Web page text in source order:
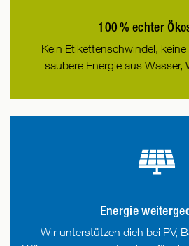
100 % echter
Kein Etikettenschwindel,
saubere Energie aus Wasser,
Energie
Wir unterstützen dich bei PV,